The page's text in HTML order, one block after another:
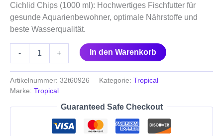
Cichlid Chips (1000 ml): Hochwertiges Fischfutter für
gesunde Aquarienbewohner, optimale Nährstoffe und
beste Wasserqualität.
- + In den Warenkorb
Artikelnummer: 32t60926 Kategorie: Tropical
Marke: Tropical
Guaranteed Safe Checkout